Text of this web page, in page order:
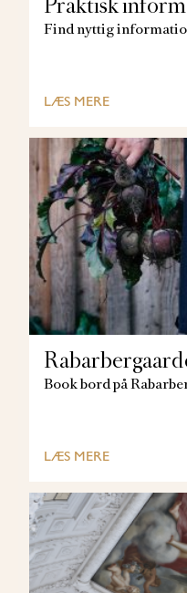
Praktisk
Find nyttig
LÆS MERE
Book bord på
LÆS MERE